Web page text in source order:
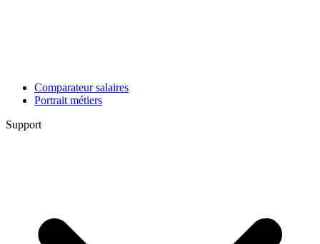
Comparateur salaires
Portrait métiers
Support